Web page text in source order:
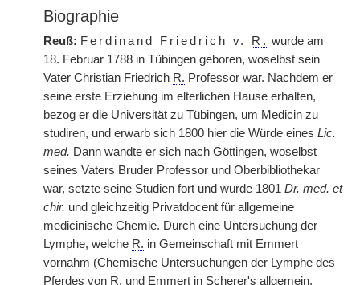
Biographie
Reuß: Ferdinand Friedrich v. R. wurde am
18. Februar 1788 in Tübingen geboren, woselbst sein
Vater Christian Friedrich R. Professor war. Nachdem er
seine erste Erziehung im elterlichen Hause erhalten,
bezog er die Universität zu Tübingen, um Medicin zu
studiren, und erwarb sich 1800 hier die Würde eines Lic.
med. Dann wandte er sich nach Göttingen, woselbst
seines Vaters Bruder Professor und Oberbibliothekar
war, setzte seine Studien fort und wurde 1801 Dr. med. et
chir. und gleichzeitig Privatdocent für allgemeine
medicinische Chemie. Durch eine Untersuchung der
Lymphe, welche R. in Gemeinschaft mit Emmert
vornahm (Chemische Untersuchungen der Lymphe des
Pferdes von R. und Emmert in Scherer's allgemein.